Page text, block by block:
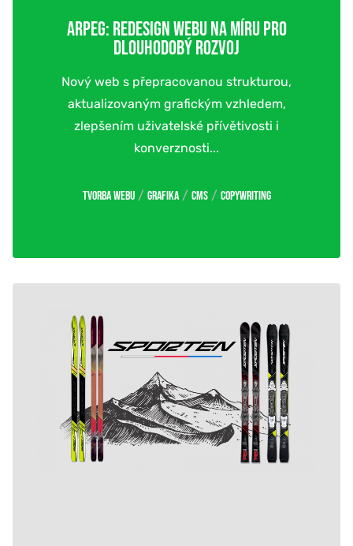
ARPEG: REDESIGN WEBU NA MÍRU PRO
DLOUHODOBÝ ROZVOJ
Nový web s přepracovanou strukturou,
aktualizovaným grafickým vzhledem,
zlepšením uživatelské přívětivosti i
konverznosti...
Tvorba webu / Grafika / CMS / Copywriting